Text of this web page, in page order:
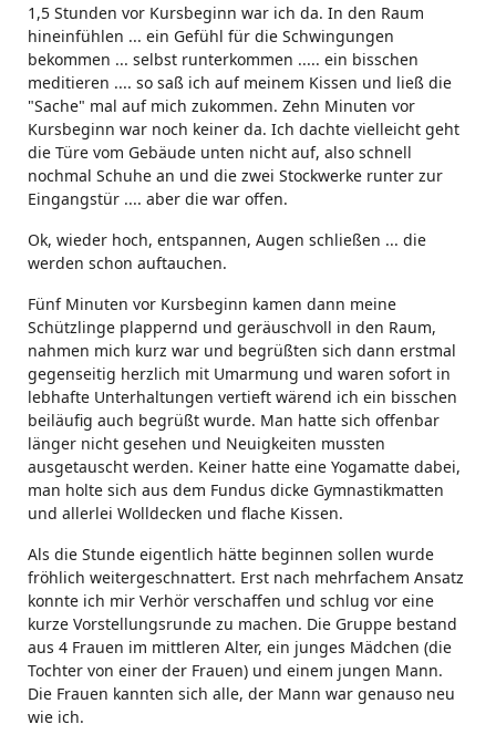
1,5 Stunden vor Kursbeginn war ich da. In den Raum
hineinfühlen ... ein Gefühl für die Schwingungen
bekommen ... selbst runterkommen ..... ein bisschen
meditieren .... so saß ich auf meinem Kissen und ließ die
"Sache" mal auf mich zukommen. Zehn Minuten vor
Kursbeginn war noch keiner da. Ich dachte vielleicht geht
die Türe vom Gebäude unten nicht auf, also schnell
nochmal Schuhe an und die zwei Stockwerke runter zur
Eingangstür .... aber die war offen.
Ok, wieder hoch, entspannen, Augen schließen ... die
werden schon auftauchen.
Fünf Minuten vor Kursbeginn kamen dann meine
Schützlinge plappernd und geräuschvoll in den Raum,
nahmen mich kurz war und begrüßten sich dann erstmal
gegenseitig herzlich mit Umarmung und waren sofort in
lebhafte Unterhaltungen vertieft wärend ich ein bisschen
beiläufig auch begrüßt wurde. Man hatte sich offenbar
länger nicht gesehen und Neuigkeiten mussten
ausgetauscht werden. Keiner hatte eine Yogamatte dabei,
man holte sich aus dem Fundus dicke Gymnastikmatten
und allerlei Wolldecken und flache Kissen.
Als die Stunde eigentlich hätte beginnen sollen wurde
fröhlich weitergeschnattert. Erst nach mehrfachem Ansatz
konnte ich mir Verhör verschaffen und schlug vor eine
kurze Vorstellungsrunde zu machen. Die Gruppe bestand
aus 4 Frauen im mittleren Alter, ein junges Mädchen (die
Tochter von einer der Frauen) und einem jungen Mann.
Die Frauen kannten sich alle, der Mann war genauso neu
wie ich.